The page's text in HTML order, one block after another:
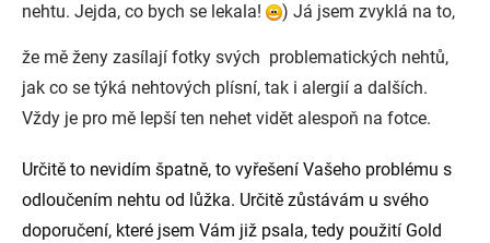
nehtu. Jejda, co bych se lekala! ) Já jsem zvyklá na to,
že mě ženy zasílají fotky svých problematických nehtů,
jak co se týká nehtových plísní, tak i alergií a dalších.
Vždy je pro mě lepší ten nehet vidět alespoň na fotce.
Určitě to nevidím špatně, to vyřešení Vašeho problému s
odloučením nehtu od lůžka. Určitě zůstávám u svého
doporučení, které jsem Vám již psala, tedy použití Gold